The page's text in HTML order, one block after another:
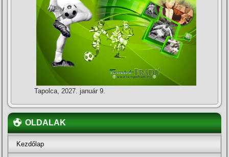
Tapolca, 2027. január 9.
OLDALAK
Kezdőlap